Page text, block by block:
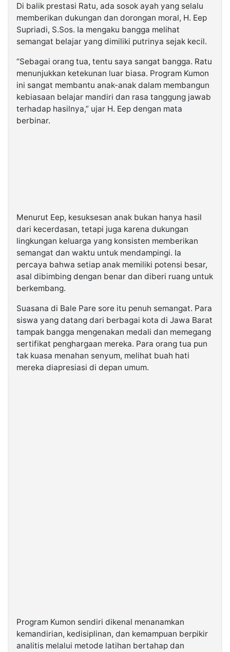
Di balik prestasi Ratu, ada sosok ayah yang selalu
memberikan dukungan dan dorongan moral, H. Eep
Supriadi, S.Sos. Ia mengaku bangga melihat
semangat belajar yang dimiliki putrinya sejak kecil.
“Sebagai orang tua, tentu saya sangat bangga. Ratu
menunjukkan ketekunan luar biasa. Program Kumon
ini sangat membantu anak-anak dalam membangun
kebiasaan belajar mandiri dan rasa tanggung jawab
terhadap hasilnya,” ujar H. Eep dengan mata
berbinar.
Menurut Eep, kesuksesan anak bukan hanya hasil
dari kecerdasan, tetapi juga karena dukungan
lingkungan keluarga yang konsisten memberikan
semangat dan waktu untuk mendampingi. Ia
percaya bahwa setiap anak memiliki potensi besar,
asal dibimbing dengan benar dan diberi ruang untuk
berkembang.
Suasana di Bale Pare sore itu penuh semangat. Para
siswa yang datang dari berbagai kota di Jawa Barat
tampak bangga mengenakan medali dan memegang
sertifikat penghargaan mereka. Para orang tua pun
tak kuasa menahan senyum, melihat buah hati
mereka diapresiasi di depan umum.
Program Kumon sendiri dikenal menanamkan
kemandirian, kedisiplinan, dan kemampuan berpikir
analitis melalui metode latihan bertahap dan